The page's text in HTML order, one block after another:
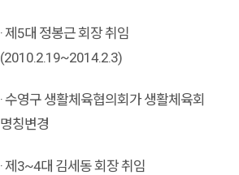
· 제5대 정봉근 회장 취임
(2010.2.19~2014.2.3)
· 수영구 생활체육협의회가 생활체육회
명칭변경
· 제3~4대 김세동 회장 취임